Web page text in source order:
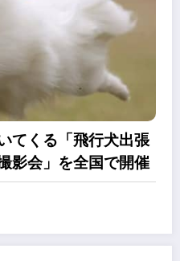
てくる「飛行犬出張
影会」を全国で開催